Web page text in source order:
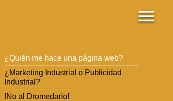
¿Quién me hace una página web?
¿Marketing Industrial o Publicidad
Industrial?
!No al Dromedario!